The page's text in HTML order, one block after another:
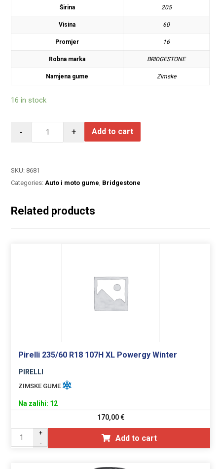
Širina 205
Visina 60
Promjer 16
Robna marka BRIDGESTONE
Namjena gume Zimske
16 in stock
- + Add to cart
SKU: 8681
Categories:Auto i moto gume, Bridgestone
Related products
Pirelli 235/60 R18 107H XL Powergy Winter
PIRELLI
ZIMSKE GUME
Na zalihi: 12
170,00€
+
-
Add to cart